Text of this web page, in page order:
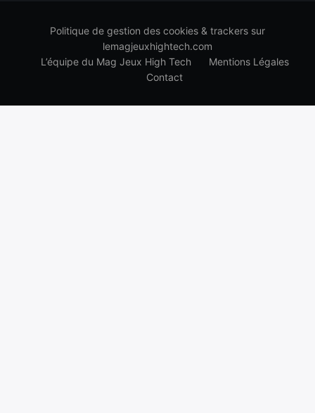
Politique de gestion des cookies & trackers sur
lemagjeuxhightech.com
L’équipe du Mag Jeux High Tech
Mentions Légales
Contact